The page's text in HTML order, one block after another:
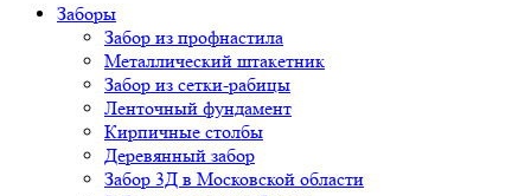
Заборы
Забор из профнастила
Металлический штакетник
Забор из сетки-рабицы
Ленточный фундамент
Кирпичные столбы
Деревянный забор
Забор 3Д в Московской области